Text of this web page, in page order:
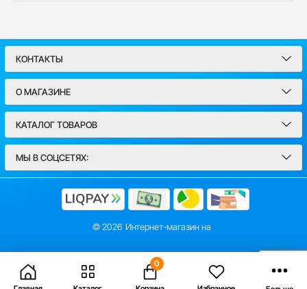
КОНТАКТЫ
О МАГАЗИНЕ
КАТАЛОГ ТОВАРОВ
МЫ В СОЦСЕТЯХ:
© 2026 Интернет-магазин на
0